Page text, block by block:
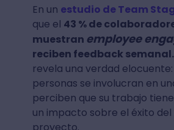
En un estudio de Team
que el 43 % de
muestran employee
reciben feedback semanal.
revela una verdad
personas se involucran en
perciben que su trabajo
un impacto sobre el éxito del